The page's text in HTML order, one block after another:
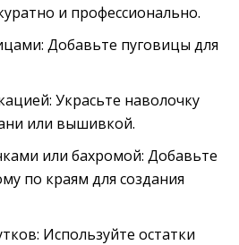
и профессионально.
Добавьте пуговицы для
Украсьте наволочку
или вышивкой.
или бахромой: Добавьте
по краям для создания
Используйте остатки